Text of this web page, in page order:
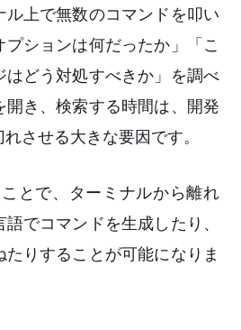
ル上で無数のコマンドを叩い
ションは何だったか」「こ
はどう対処すべきか」を調べ
開き、検索する時間は、開発
させる大きな要因です。
とで、ターミナルから離れ
でコマンドを生成したり、
りすることが可能になりま